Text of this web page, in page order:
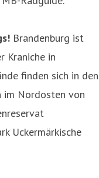
Brandenburg ist
Kraniche in
finden sich in den
im Nordosten von
Uckermärkische